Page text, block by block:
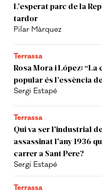
L’esperat parc de la
tardor
Pilar Màrquez
Terrassa
Rosa Mora i López: “La
popular és l’essència
Sergi Estapé
Terrassa
Qui va ser l'industrial
assassinat l'any 1936
carrer a Sant Pere?
Sergi Estapé
Terrassa